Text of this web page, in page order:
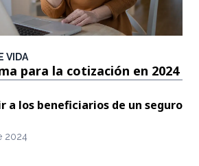
VIDA
para la cotización en 2024
a los beneficiarios de un seguro
2024